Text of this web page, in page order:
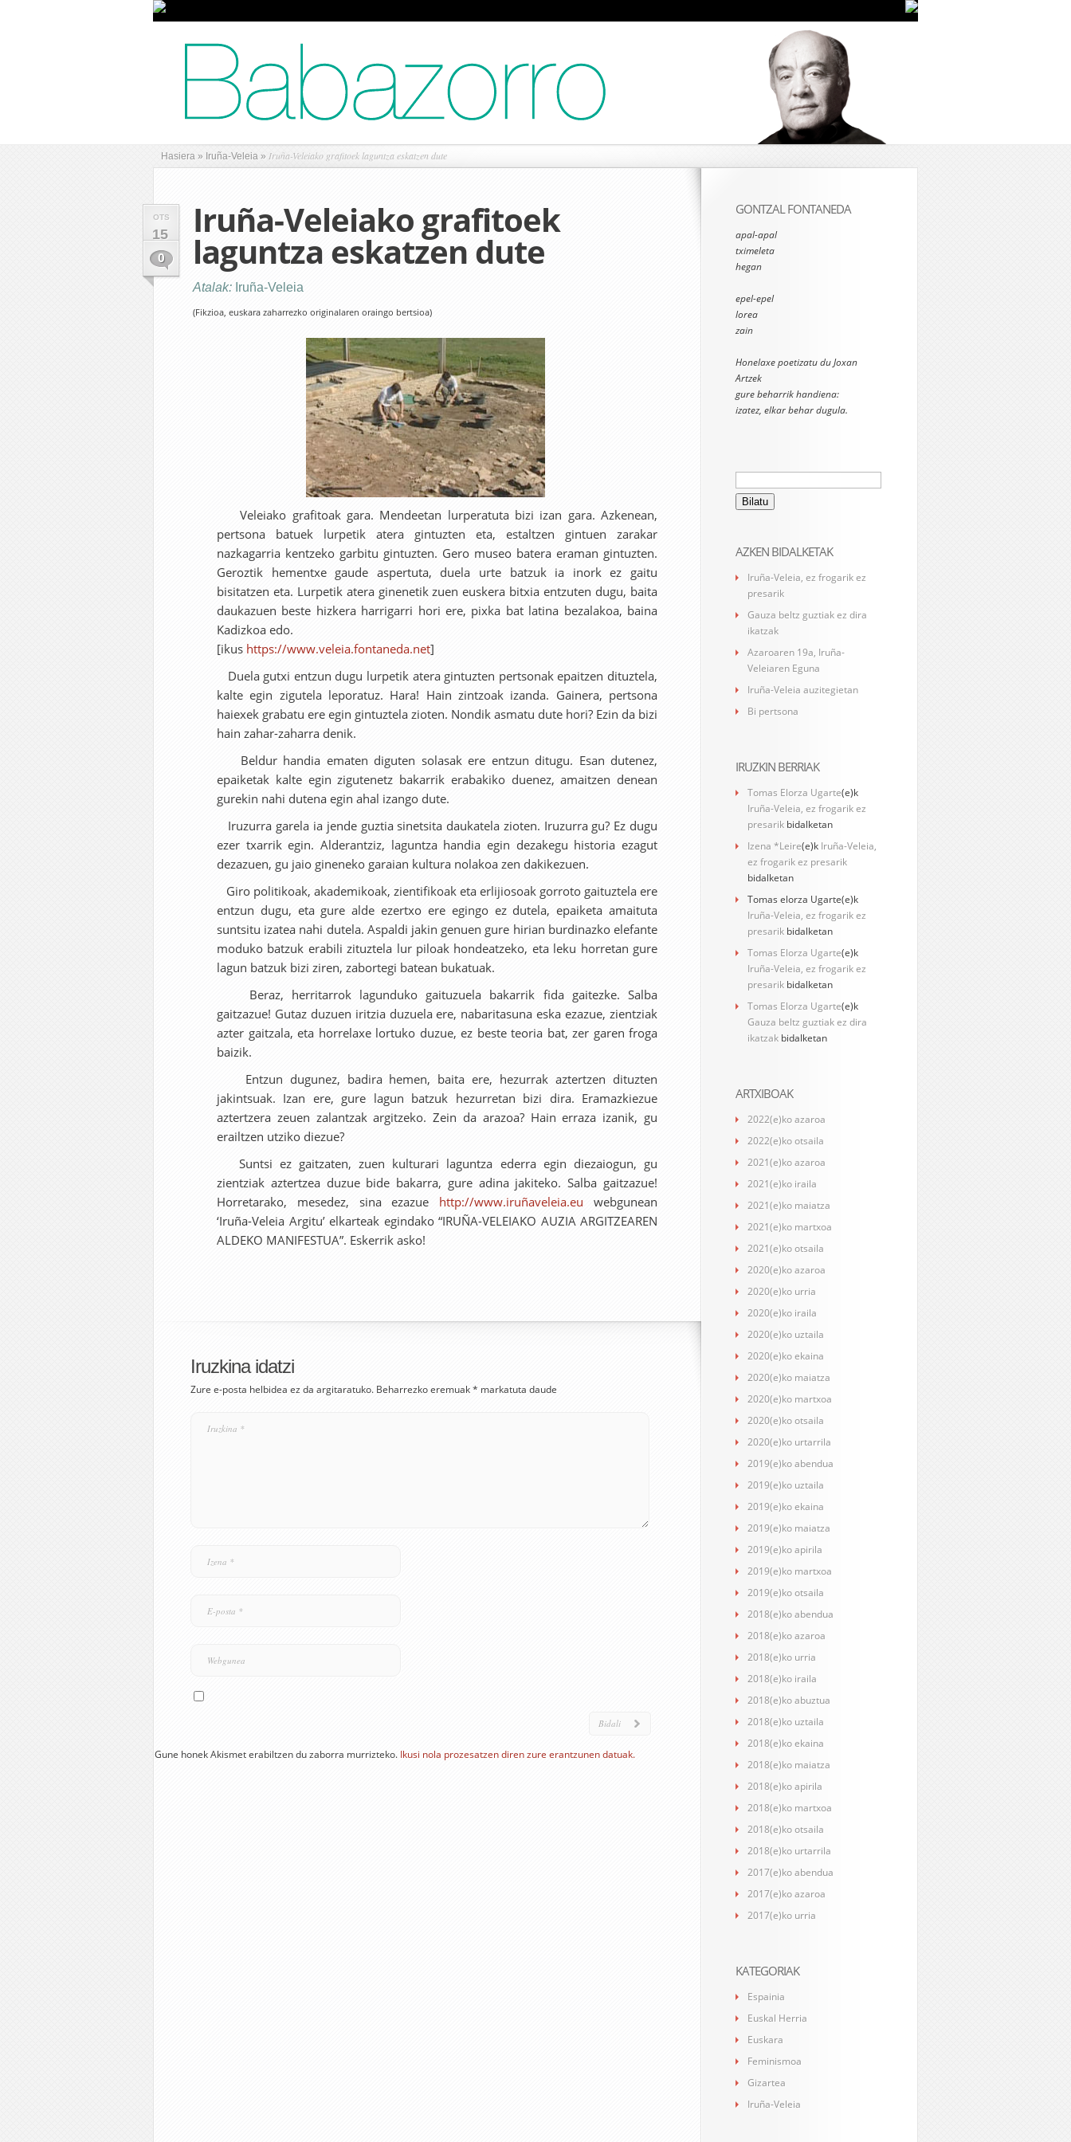
Hasiera » Iruña-Veleia » Iruña-Veleiako grafitoek laguntza eskatzen dute
OTS
15
0
Iruña-Veleiako grafitoek
laguntza eskatzen dute
Atalak: Iruña-Veleia
(Fikzioa, euskara zaharrezko originalaren oraingo bertsioa)
Veleiako grafitoak gara. Mendeetan lurperatuta bizi izan gara. Azkenean,
pertsona batuek lurpetik atera gintuzten eta, estaltzen gintuen zarakar
nazkagarria kentzeko garbitu gintuzten. Gero museo batera eraman gintuzten.
Geroztik hementxe gaude aspertuta, duela urte batzuk ia inork ez gaitu
bisitatzen eta. Lurpetik atera ginenetik zuen euskera bitxia entzuten dugu, baita
daukazuen beste hizkera harrigarri hori ere, pixka bat latina bezalakoa, baina
Kadizkoa edo.
[ikus https://www.veleia.fontaneda.net]
Duela gutxi entzun dugu lurpetik atera gintuzten pertsonak epaitzen dituztela,
kalte egin zigutela leporatuz. Hara! Hain zintzoak izanda. Gainera, pertsona
haiexek grabatu ere egin gintuztela zioten. Nondik asmatu dute hori? Ezin da bizi
hain zahar-zaharra denik.
Beldur handia ematen diguten solasak ere entzun ditugu. Esan dutenez,
epaiketak kalte egin zigutenetz bakarrik erabakiko duenez, amaitzen denean
gurekin nahi dutena egin ahal izango dute.
Iruzurra garela ia jende guztia sinetsita daukatela zioten. Iruzurra gu? Ez dugu
ezer txarrik egin. Alderantziz, laguntza handia egin dezakegu historia ezagut
dezazuen, gu jaio gineneko garaian kultura nolakoa zen dakikezuen.
Giro politikoak, akademikoak, zientifikoak eta erlijiosoak gorroto gaituztela ere
entzun dugu, eta gure alde ezertxo ere egingo ez dutela, epaiketa amaituta
suntsitu izatea nahi dutela. Aspaldi jakin genuen gure hirian burdinazko elefante
moduko batzuk erabili zituztela lur piloak hondeatzeko, eta leku horretan gure
lagun batzuk bizi ziren, zabortegi batean bukatuak.
Beraz, herritarrok lagunduko gaituzuela bakarrik fida gaitezke. Salba
gaitzazue! Gutaz duzuen iritzia duzuela ere, nabaritasuna eska ezazue, zientziak
azter gaitzala, eta horrelaxe lortuko duzue, ez beste teoria bat, zer garen froga
baizik.
Entzun dugunez, badira hemen, baita ere, hezurrak aztertzen dituzten
jakintsuak. Izan ere, gure lagun batzuk hezurretan bizi dira. Eramazkiezue
aztertzera zeuen zalantzak argitzeko. Zein da arazoa? Hain erraza izanik, gu
erailtzen utziko diezue?
Suntsi ez gaitzaten, zuen kulturari laguntza ederra egin diezaiogun, gu
zientziak aztertzea duzue bide bakarra, gure adina jakiteko. Salba gaitzazue!
Horretarako, mesedez, sina ezazue http://www.iruñaveleia.eu webgunean
‘Iruña-Veleia Argitu’ elkarteak egindako “IRUÑA-VELEIAKO AUZIA ARGITZEAREN
ALDEKO MANIFESTUA”. Eskerrik asko!
Iruzkina idatzi
Zure e-posta helbidea ez da argitaratuko. Beharrezko eremuak* markatuta daude
Gune honek Akismet erabiltzen du zaborra murrizteko. Ikusi nola prozesatzen diren zure erantzunen datuak.
GONTZAL FONTANEDA
apal-apal
tximeleta
hegan
epel-epel
lorea
zain
Honelaxe poetizatu du Joxan
Artzek
gure beharrik handiena:
izatez, elkar behar dugula.
Bilatu:
AZKEN BIDALKETAK
Iruña-Veleia, ez frogarik ez
presarik
Gauza beltz guztiak ez dira
ikatzak
Azaroaren 19a, Iruña-
Veleiaren Eguna
Iruña-Veleia auzitegietan
Bi pertsona
IRUZKIN BERRIAK
Tomas Elorza Ugarte(e)k
Iruña-Veleia, ez frogarik ez
presarik bidalketan
Izena *Leire(e)k Iruña-Veleia,
ez frogarik ez presarik
bidalketan
Tomas elorza Ugarte(e)k
Iruña-Veleia, ez frogarik ez
presarik bidalketan
Tomas Elorza Ugarte(e)k
Iruña-Veleia, ez frogarik ez
presarik bidalketan
Tomas Elorza Ugarte(e)k
Gauza beltz guztiak ez dira
ikatzak bidalketan
ARTXIBOAK
2022(e)ko azaroa
2022(e)ko otsaila
2021(e)ko azaroa
2021(e)ko iraila
2021(e)ko maiatza
2021(e)ko martxoa
2021(e)ko otsaila
2020(e)ko azaroa
2020(e)ko urria
2020(e)ko iraila
2020(e)ko uztaila
2020(e)ko ekaina
2020(e)ko maiatza
2020(e)ko martxoa
2020(e)ko otsaila
2020(e)ko urtarrila
2019(e)ko abendua
2019(e)ko uztaila
2019(e)ko ekaina
2019(e)ko maiatza
2019(e)ko apirila
2019(e)ko martxoa
2019(e)ko otsaila
2018(e)ko abendua
2018(e)ko azaroa
2018(e)ko urria
2018(e)ko iraila
2018(e)ko abuztua
2018(e)ko uztaila
2018(e)ko ekaina
2018(e)ko maiatza
2018(e)ko apirila
2018(e)ko martxoa
2018(e)ko otsaila
2018(e)ko urtarrila
2017(e)ko abendua
2017(e)ko azaroa
2017(e)ko urria
KATEGORIAK
Espainia
Euskal Herria
Euskara
Feminismoa
Gizartea
Iruña-Veleia